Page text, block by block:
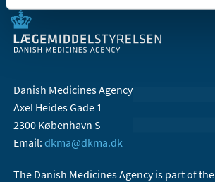
Danish Medicines Agency
Axel Heides Gade 1
2300 København S
Email: dkma@dkma.dk
The Danish Medicines Agency is part of the